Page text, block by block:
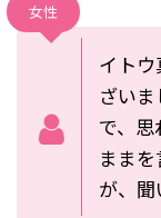
女性
イト
ざい
で、
まま
が、聞